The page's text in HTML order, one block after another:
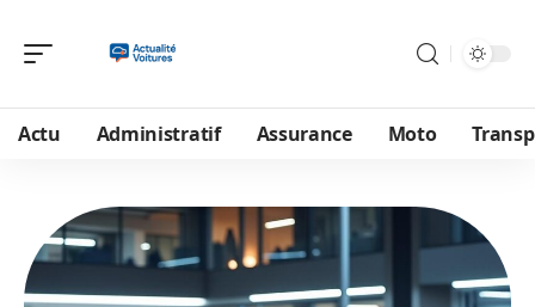
Actu Administratif Assurance Moto